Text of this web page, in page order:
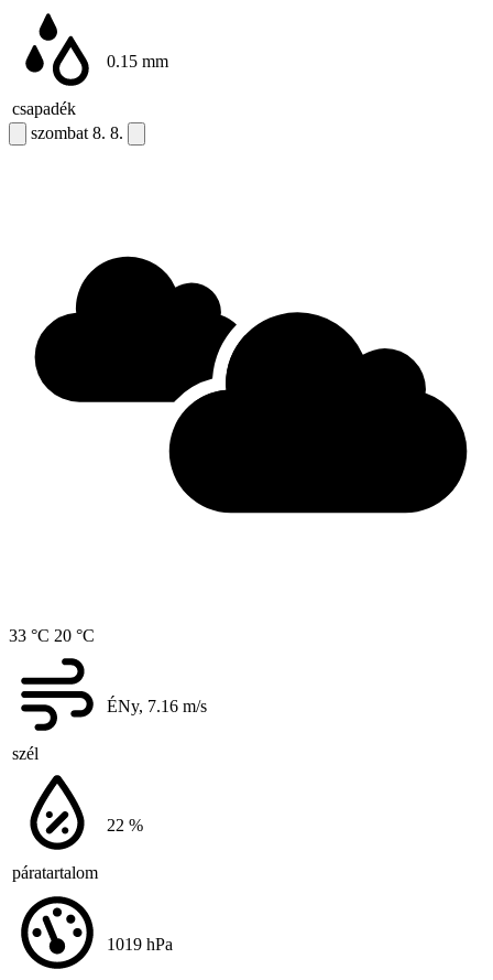
csapadék
0.15 mm
szombat 8. 8.
33 °C 20 °C
szél
ÉNy, 7.16 m/s
páratartalom
22 %
1019 hPa